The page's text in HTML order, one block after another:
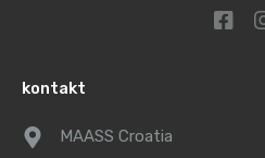
kontakt
MAASS Croatia